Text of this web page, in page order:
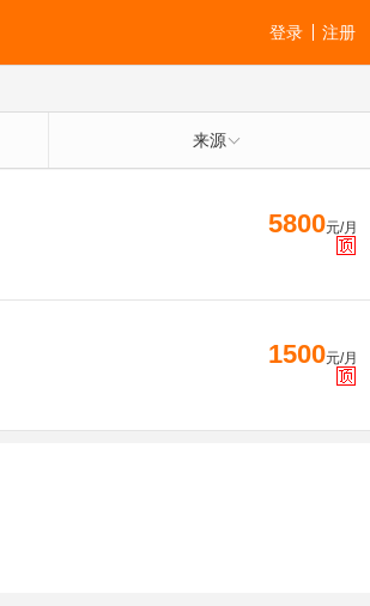
注册
登录
来源
5800元/月
1500元/月